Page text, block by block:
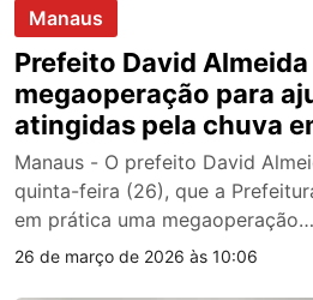
Manaus
Prefeito David
megaoperação para
atingidas pela chuva
Manaus - O prefeito David
quinta-feira (26), que a
em prática uma megaoperação…
26 de março de 2026 às 10:06